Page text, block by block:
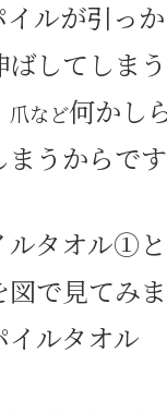
イルが引っ
ばしてしま
爪など何かし
うからです
ルタオル①
で見てみま
ルタオル